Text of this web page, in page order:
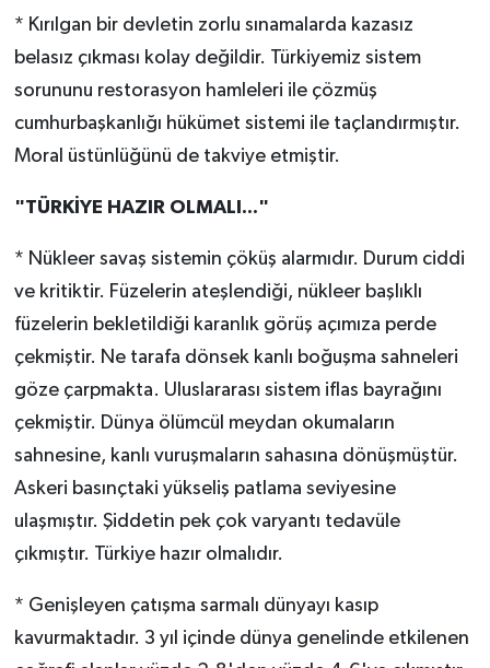
* Kırılgan bir devletin zorlu sınamalarda kazasız
belasız çıkması kolay değildir. Türkiyemiz sistem
sorununu restorasyon hamleleri ile çözmüş
cumhurbaşkanlığı hükümet sistemi ile taçlandırmıştır.
Moral üstünlüğünü de takviye etmiştir.
"TÜRKİYE HAZIR OLMALI..."
* Nükleer savaş sistemin çöküş alarmıdır. Durum ciddi
ve kritiktir. Füzelerin ateşlendiği, nükleer başlıklı
füzelerin bekletildiği karanlık görüş açımıza perde
çekmiştir. Ne tarafa dönsek kanlı boğuşma sahneleri
göze çarpmakta. Uluslararası sistem iflas bayrağını
çekmiştir. Dünya ölümcül meydan okumaların
sahnesine, kanlı vuruşmaların sahasına dönüşmüştür.
Askeri basınçtaki yükseliş patlama seviyesine
ulaşmıştır. Şiddetin pek çok varyantı tedavüle
çıkmıştır. Türkiye hazır olmalıdır.
* Genişleyen çatışma sarmalı dünyayı kasıp
kavurmaktadır. 3 yıl içinde dünya genelinde etkilenen